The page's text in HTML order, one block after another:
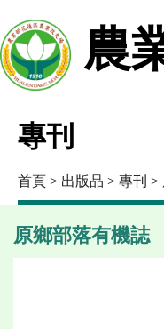
農
專刊
首頁 > 出版品 > 專刊 >
原鄉部落有機誌